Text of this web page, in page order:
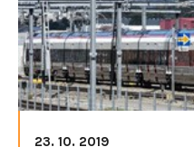
23. 10. 2019